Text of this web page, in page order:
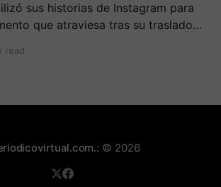
sus historias de Instagram para
que atraviesa tras su traslado
read
© 2026